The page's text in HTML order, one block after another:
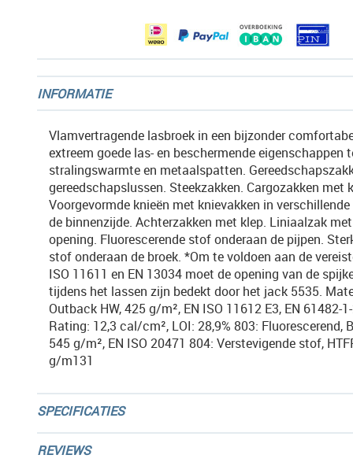
INFORMATIE
Vlamvertragende lasbroek in een bijzonder
extreem goede las- en beschermende eigenschappen
stralingswarmte en metaalspatten.
gereedschapslussen. Steekzakken. Cargozakken met
Voorgevormde knieën met knievakken in
de binnenzijde. Achterzakken met klep. Liniaalzak
opening. Fluorescerende stof onderaan de pijpen.
stof onderaan de broek. *Om te voldoen aan de
ISO 11611 en EN 13034 moet de opening van de
tijdens het lassen zijn bedekt door het jack 5535.
Outback HW, 425 g/m², EN ISO 11612 E3, EN 61482-
Rating: 12,3 cal/cm², LOI: 28,9% 803: Fluorescerend,
545 g/m², EN ISO 20471 804: Verstevigende stof,
g/m131
SPECIFICATIES
REVIEWS